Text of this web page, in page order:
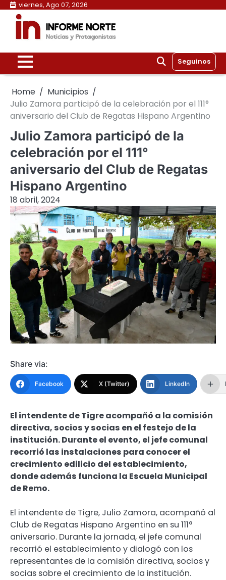
Skip
content
viernes, Ago 07, 2026
Seguinos
Home
Municipios
Julio Zamora participó de la celebración por el 111°
aniversario del Club de Regatas Hispano Argentino
Julio Zamora participó de la
celebración por el 111°
aniversario del Club de Regatas
Hispano Argentino
18 abril, 2024
Share via:
Facebook X (Twitter) LinkedIn
El intendente de Tigre acompañó a la comisión
directiva, socios y socias en el festejo de la
institución. Durante el evento, el jefe comunal
recorrió las instalaciones para conocer el
crecimiento edilicio del establecimiento,
donde además funciona la Escuela Municipal
de Remo.
El intendente de Tigre, Julio Zamora, acompañó al
Club de Regatas Hispano Argentino en su 111°
aniversario. Durante la jornada, el jefe comunal
recorrió el establecimiento y dialogó con los
representantes de la comisión directiva, socios y
socias sobre el crecimiento de la institución.